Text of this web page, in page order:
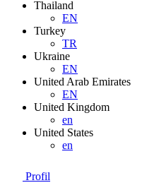
Thailand
EN
Turkey
TR
Ukraine
EN
United Arab Emirates
EN
United Kingdom
en
United States
en
Profil